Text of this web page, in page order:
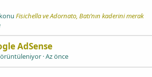
Fisichella ve Adornato, Batı’nın kaderini merak
AdSense
Az önce